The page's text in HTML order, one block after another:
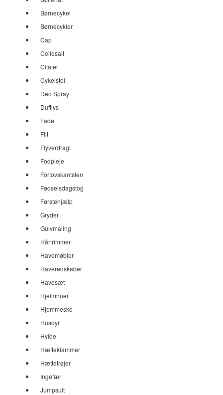
Børnecykel
Børnecykler
Cap
Cellesalt
Citater
Cykelstol
Deo Spray
Duftlys
Fade
Filt
Flyverdragt
Fodpleje
Fortovskantsten
Fødselsdagstog
Førstehjælp
Gryder
Gulvmaling
Hårtrimmer
Havemøbler
Haveredskaber
Havesæt
Hjelmhuer
Hjemmesko
Husdyr
Hylde
Hæfteklammer
Hættetrøjer
Ingefær
Jumpsuit